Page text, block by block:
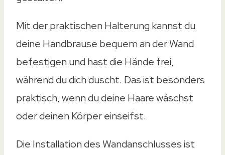
Montage
Montage
An Wasseranschluss
Auf Duschstange
Zum Kleben
Bohren
Mit der praktischen Halterung kannst du
deine Handbrause bequem an der Wand
befestigen und hast die Hände frei,
während du dich duscht. Das ist besonders
praktisch, wenn du deine Haare wäschst
oder deinen Körper einseifst.
Die Installation des Wandanschlusses ist